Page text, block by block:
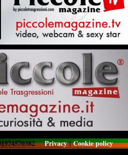
Privacy|Cookie policy